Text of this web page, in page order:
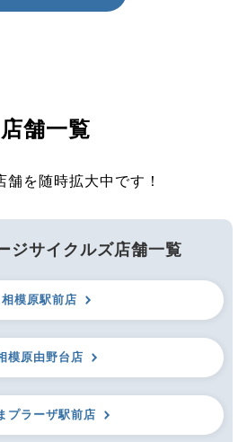
店舗一覧
舗を随時拡大中です！
ジサイクルズ店舗一覧
相模原駅前店
模原由野台店
プラーザ駅前店